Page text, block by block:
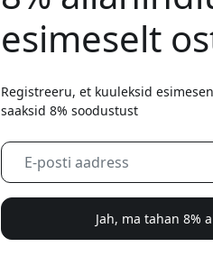
esimeselt
Registreeru, et kuuleksid
saaksid 8% soodustust
Jah, ma tahan 8%